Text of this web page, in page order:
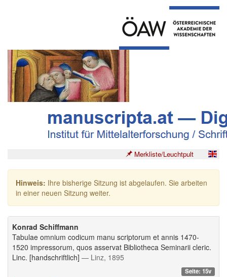
Merkliste/Leuchtpult
Hinweis: Ihre bisherige Sitzung ist abgelaufen. Sie arbeiten
in einer neuen Sitzung weiter.
Konrad Schiffmann
Tabulae omnium codicum manu scriptorum et annis 1470-
1520 impressorum, quos asservat Bibliotheca Seminarii cleric.
Linc. [handschriftlich] — Linz, 1895
Seite: 15v